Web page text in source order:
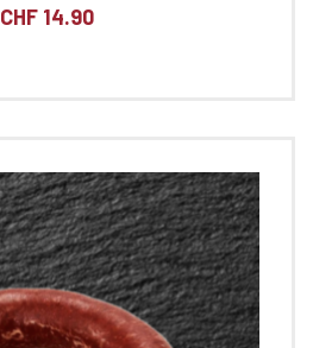
CHF14.90